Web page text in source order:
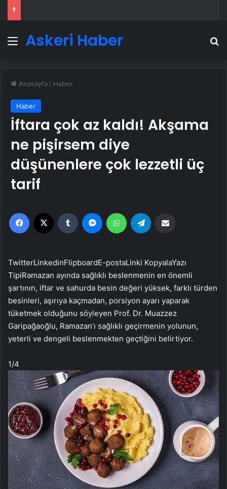
Menü
Askeri Haber
Anasayfa / Haber
Haber
İftara çok az kaldı! Akşama
ne pişirsem diye
düşünenlere çok lezzetli üç
tarif
Facebook Tumblr MessengerWhatsApp
TwitterLinkedinFlipboardE-postaLinki KopyalaYazı
TipiRamazan ayında sağlıklı beslenmenin en önemli
şartının, iftar ve sahurda besin değeri yüksek, farklı türden
besinleri, aşırıya kaçmadan, porsiyon ayarı yaparak
tüketmek olduğunu söyleyen Prof. Dr. Muazzez
Garipağaoğlu, Ramazan’ı sağlıklı geçirmenin yolunun,
yeterli ve dengeli beslenmekten geçtiğini belirtiyor.
1/4